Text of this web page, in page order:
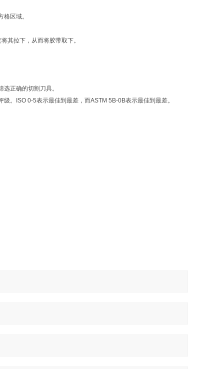
区域。
其拉下，从而将胶带取下。
正确的切割刀具。
。ISO 0-5表示最佳到最差，而ASTM 5B-0B表示最佳到最差。